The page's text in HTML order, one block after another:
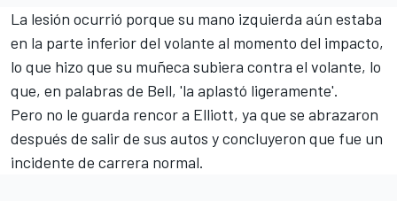
La lesión ocurrió porque su mano izquierda aún estaba
en la parte inferior del volante al momento del impacto,
lo que hizo que su muñeca subiera contra el volante, lo
que, en palabras de Bell, 'la aplastó ligeramente'.
Pero no le guarda rencor a Elliott, ya que se abrazaron
después de salir de sus autos y concluyeron que fue un
incidente de carrera normal.